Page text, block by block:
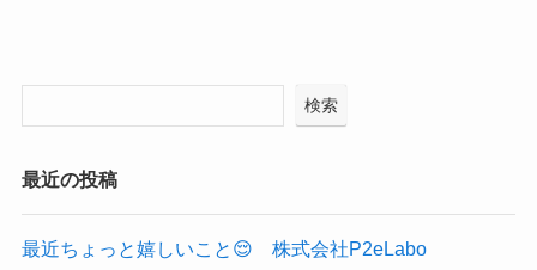
検索
最近の投稿
最近ちょっと嬉しいこと😌 株式会社P2eLabo